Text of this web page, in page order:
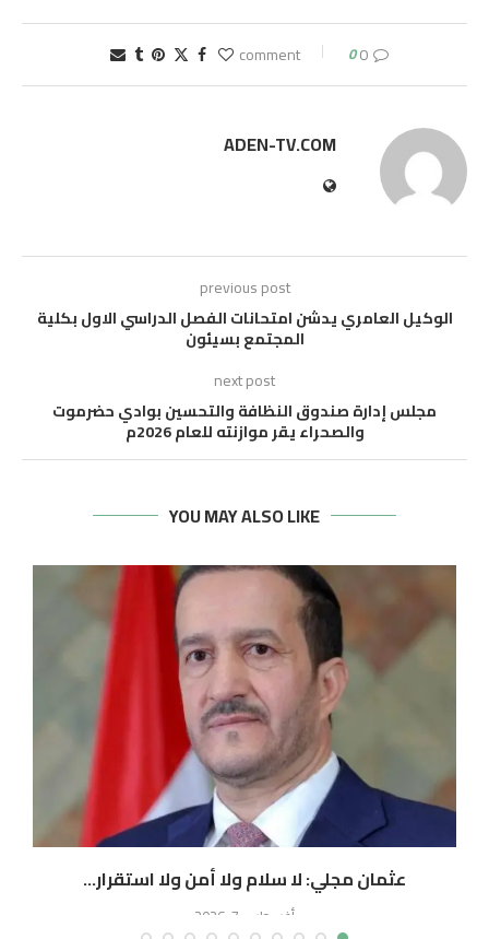
0 comment
0
ADEN-TV.COM
previous post
الوكيل العامري يدشن امتحانات الفصل الدراسي الاول بكلية
المجتمع بسيئون
next post
مجلس إدارة صندوق النظافة والتحسين بوادي حضرموت
والصحراء يقر موازنته للعام 2026م
YOU MAY ALSO LIKE
عثمان مجلي: لا سلام ولا أمن ولا استقرار...
أغسطس 7, 2026